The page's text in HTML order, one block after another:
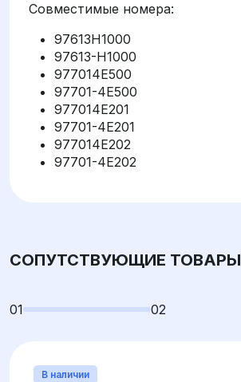
Совместимые номера:
97613H1000
97613-H1000
977014E500
97701-4E500
977014E201
97701-4E201
977014E202
97701-4E202
СОПУТСТВУЮЩИЕ ТОВАРЫ
01 02
В наличии